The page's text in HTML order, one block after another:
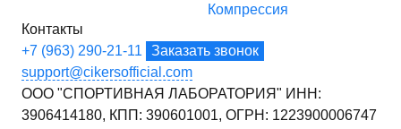
Компрессия
Контакты
+7 (963) 290-21-11
Заказать звонок
support@cikersofficial.com
ООО "СПОРТИВНАЯ ЛАБОРАТОРИЯ" ИНН:
3906414180, КПП: 390601001, ОГРН: 1223900006747